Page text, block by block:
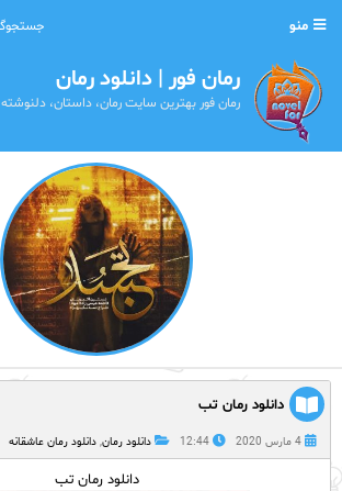
منو
رمان فور | دانلود رمان
رمان فور بهترین سایت رمان، داستان، دلنوشته
دانلود رمان تب
4 مارس 2020 12:44 دانلود رمان, دانلود رمان عاشقانه
دانلود رمان تب